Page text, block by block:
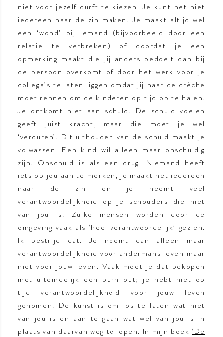
niet voor jezelf durft te kiezen. Je kunt het niet
iedereen naar de zin maken. Je maakt altijd wel
een ‘wond’ bij iemand (bijvoorbeeld door een
relatie te verbreken) of doordat je een
opmerking maakt die jij anders bedoelt dan bij
de persoon overkomt of door het werk voor je
collega’s te laten liggen omdat jij naar de crèche
moet rennen om de kinderen op tijd op te halen.
Je ontkomt niet aan schuld. De schuld voelen
geeft juist kracht, maar die moet je wel
‘verduren’. Dit uithouden van de schuld maakt je
volwassen. Een kind wil alleen maar onschuldig
zijn. Onschuld is als een drug. Niemand heeft
iets op jou aan te merken, je maakt het iedereen
naar de zin en je neemt veel
verantwoordelijkheid op je schouders die niet
van jou is. Zulke mensen worden door de
omgeving vaak als ‘heel verantwoordelijk’ gezien.
Ik bestrijd dat. Je neemt dan alleen maar
verantwoordelijkheid voor andermans leven maar
niet voor jouw leven. Vaak moet je dat bekopen
met uiteindelijk een burn-out; je hebt niet op
tijd verantwoordelijkheid voor jouw leven
genomen. De kunst is om los te laten wat niet
van jou is en aan te gaan wat wel van jou is in
plaats van daarvan weg te lopen. In mijn boek ‘De